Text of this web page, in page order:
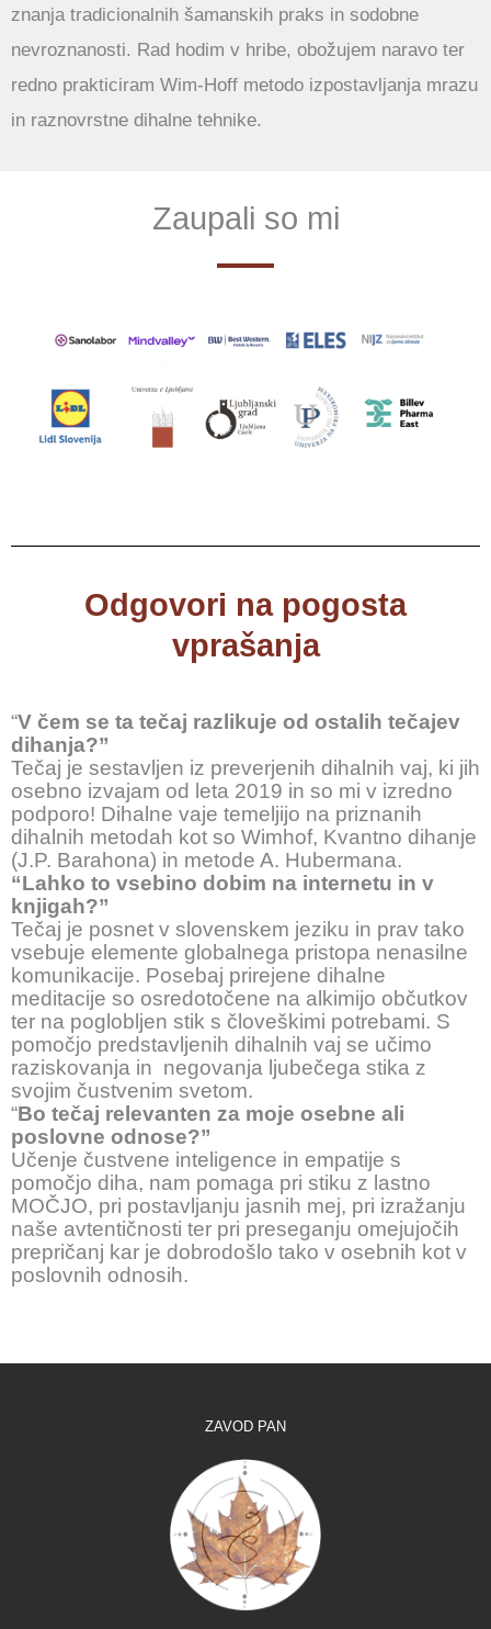
znanja tradicionalnih šamanskih praks in sodobne
nevroznanosti. Rad hodim v hribe, obožujem naravo ter
redno prakticiram Wim-Hoff metodo izpostavljanja mrazu
in raznovrstne dihalne tehnike.
Zaupali so mi
Odgovori na pogosta
vprašanja
“V čem se ta tečaj razlikuje od ostalih tečajev
dihanja?”
Tečaj je sestavljen iz preverjenih dihalnih vaj, ki jih
osebno izvajam od leta 2019 in so mi v izredno
podporo! Dihalne vaje temeljijo na priznanih
dihalnih metodah kot so Wimhof, Kvantno dihanje
(J.P. Barahona) in metode A. Hubermana.
“Lahko to vsebino dobim na internetu in v
knjigah?”
Tečaj je posnet v slovenskem jeziku in prav tako
vsebuje elemente globalnega pristopa nenasilne
komunikacije. Posebaj prirejene dihalne
meditacije so osredotočene na alkimijo občutkov
ter na poglobljen stik s človeškimi potrebami. S
pomočjo predstavljenih dihalnih vaj se učimo
raziskovanja in negovanja ljubečega stika z
svojim čustvenim svetom.
“Bo tečaj relevanten za moje osebne ali
poslovne odnose?”
Učenje čustvene inteligence in empatije s
pomočjo diha, nam pomaga pri stiku z lastno
MOČJO, pri postavljanju jasnih mej, pri izražanju
naše avtentičnosti ter pri preseganju omejujočih
prepričanj kar je dobrodošlo tako v osebnih kot v
poslovnih odnosih.
ZAVOD PAN